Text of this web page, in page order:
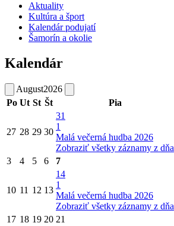
Aktuality
Kultúra a šport
Kalendár podujatí
Šamorín a okolie
Kalendár
August2026
Po Ut St Št Pia
27 28 29 30
31
1
Malá večerná hudba 2026
Zobraziť všetky záznamy z dňa
3 4 5 6 7
10 11 12 13
14
1
Malá večerná hudba 2026
Zobraziť všetky záznamy z dňa
17 18 19 20 21